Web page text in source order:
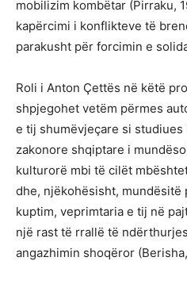
mobilizim kombëtar (Pirraku,
kapërcimi i konflikteve të
parakusht për forcimin e
Roli i Anton Çettës në këtë
shpjegohet vetëm përmes
e tij shumëvjeçare si
zakonore shqiptare i
kulturorë mbi të cilët
dhe, njëkohësisht, mundësitë
kuptim, veprimtaria e tij në
një rast të rrallë të
angazhimin shoqëror